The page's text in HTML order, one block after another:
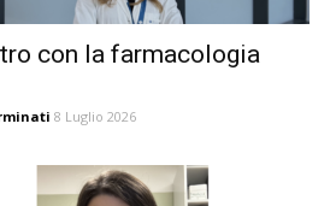
con la farmacologia
8 Luglio 2026